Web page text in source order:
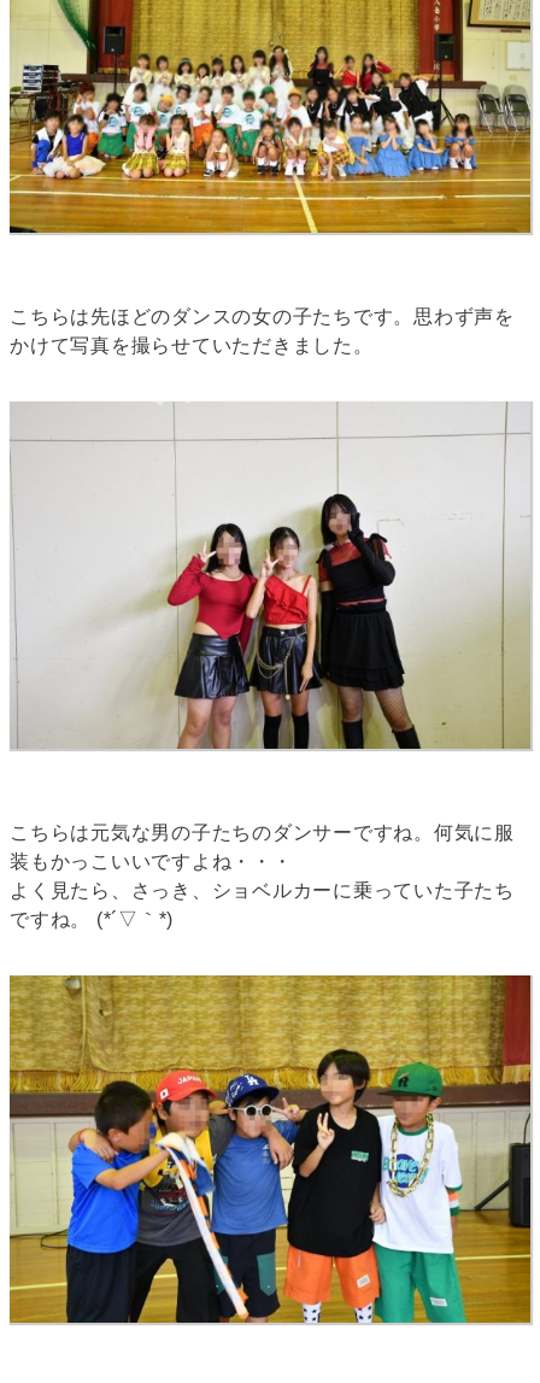
こちらは先ほどのダンスの女の子たちです。思わず声を
かけて写真を撮らせていただきました。
こちらは元気な男の子たちのダンサーですね。何気に服
装もかっこいいですよね・・・
よく見たら、さっき、ショベルカーに乗っていた子たち
ですね。 (*´▽｀*)